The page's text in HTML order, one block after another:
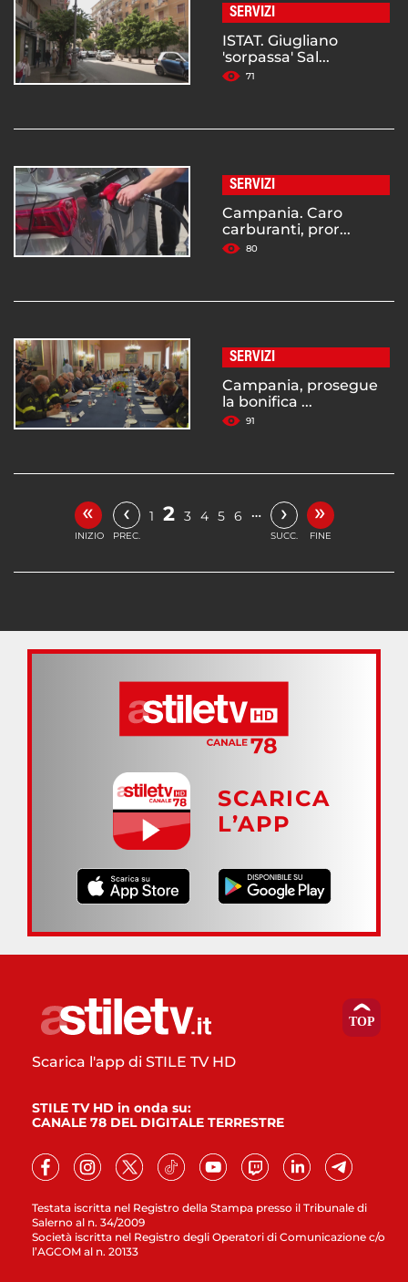
SERVIZI
ISTAT. Giugliano
'sorpassa' Sal...
71
SERVIZI
Campania. Caro
carburanti, pror...
80
SERVIZI
Campania, prosegue
la bonifica ...
91
«
INIZIO
‹
PREC.
1 2 3 4 5 6 … ›
SUCC.
»
FINE
SCARICA
L’APP
Testata iscritta nel Registro della Stampa presso il Tribunale di
Salerno al n. 34/2009
Società iscritta nel Registro degli Operatori di Comunicazione c/o
l’AGCOM al n. 20133
Scarica l'app di STILE TV HD
STILE TV HD in onda su:
CANALE 78 DEL DIGITALE TERRESTRE